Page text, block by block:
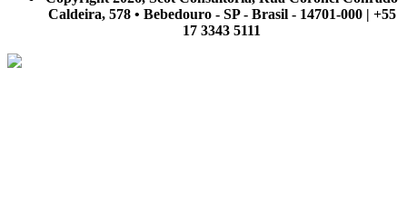
Caldeira, 578 • Bebedouro - SP - Brasil - 14701-000 | +55
17 3343 5111